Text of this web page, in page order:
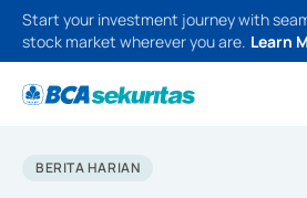
Start your investment journey with
stock market wherever you are. Learn
BERITA HARIAN